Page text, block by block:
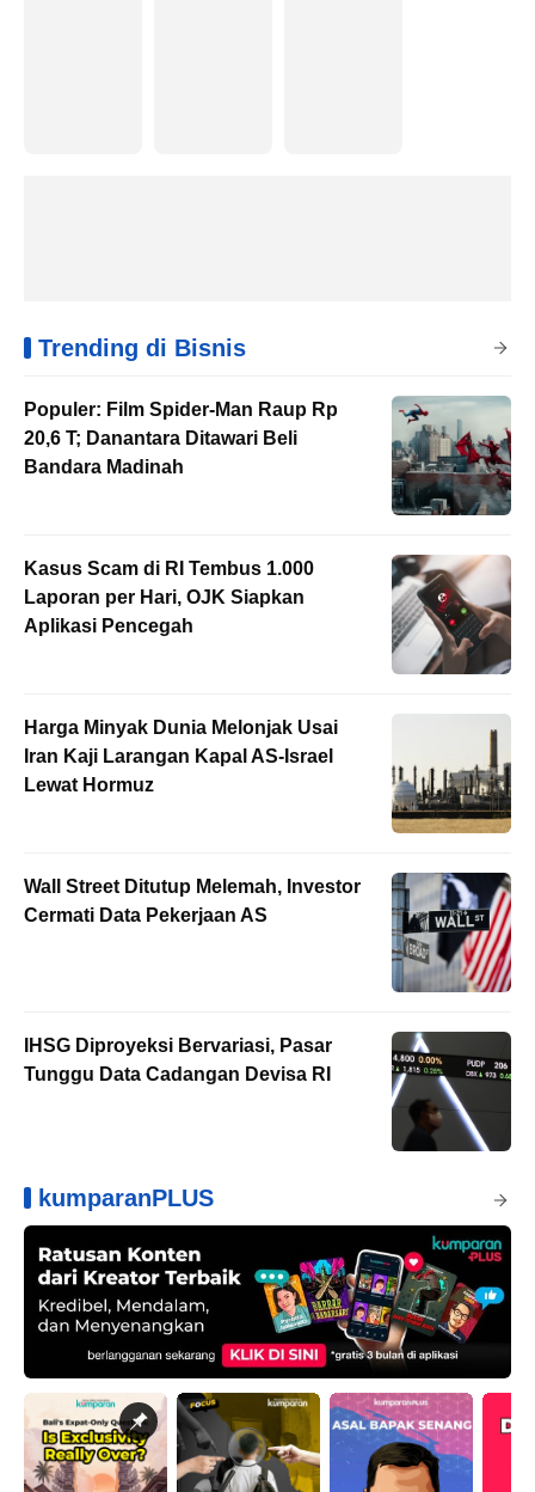
Trending di Bisnis
Populer: Film Spider-Man Raup Rp
20,6 T; Danantara Ditawari Beli
Bandara Madinah
Kasus Scam di RI Tembus 1.000
Laporan per Hari, OJK Siapkan
Aplikasi Pencegah
Harga Minyak Dunia Melonjak Usai
Iran Kaji Larangan Kapal AS-Israel
Lewat Hormuz
Wall Street Ditutup Melemah, Investor
Cermati Data Pekerjaan AS
IHSG Diproyeksi Bervariasi, Pasar
Tunggu Data Cadangan Devisa RI
kumparanPLUS